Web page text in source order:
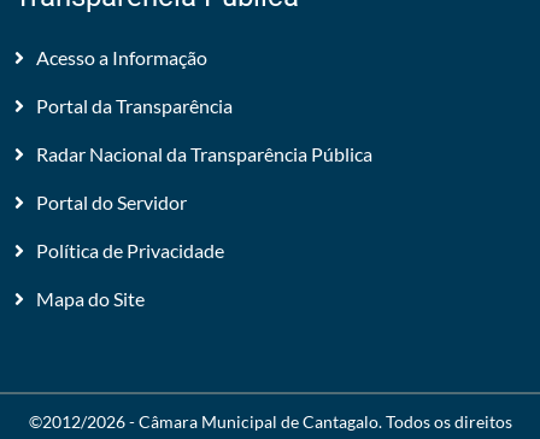
Acesso a Informação
Portal da Transparência
Radar Nacional da Transparência Pública
Portal do Servidor
Política de Privacidade
Mapa do Site
©2012/2026 -Câmara Municipal de Cantagalo. Todos os direitos